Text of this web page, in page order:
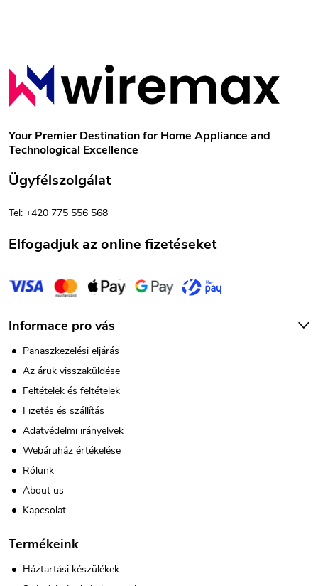
L
á
b
é
c
Your Premier Destination for Home Appliance and
Technological Excellence
Ügyfélszolgálat
Tel: +420 775 556 568
Elfogadjuk az online fizetéseket
Informace pro vás
Panaszkezelési eljárás
Az áruk visszaküldése
Feltételek és feltételek
Fizetés és szállítás
Adatvédelmi irányelvek
Webáruház értékelése
Rólunk
About us
Kapcsolat
Termékeink
Háztartási készülékek